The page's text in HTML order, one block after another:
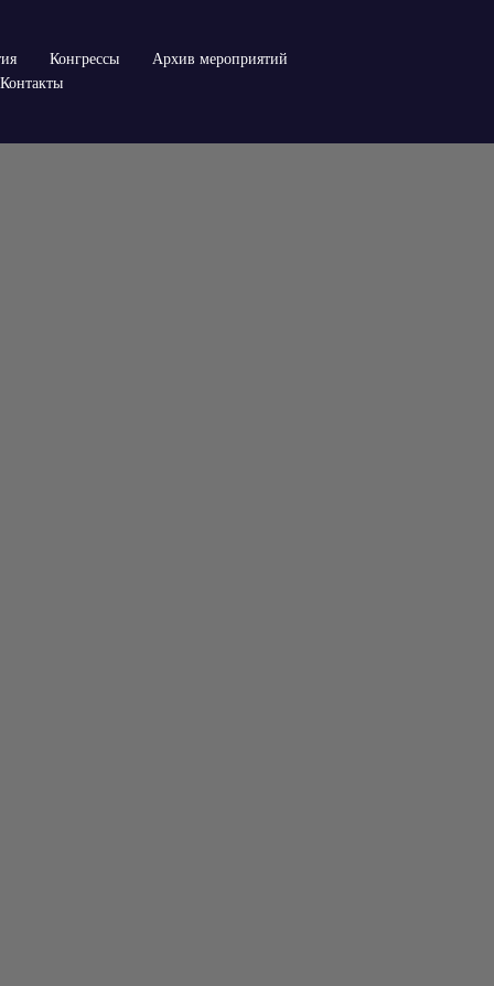
Конгрессы
Архив мероприятий
Контакты